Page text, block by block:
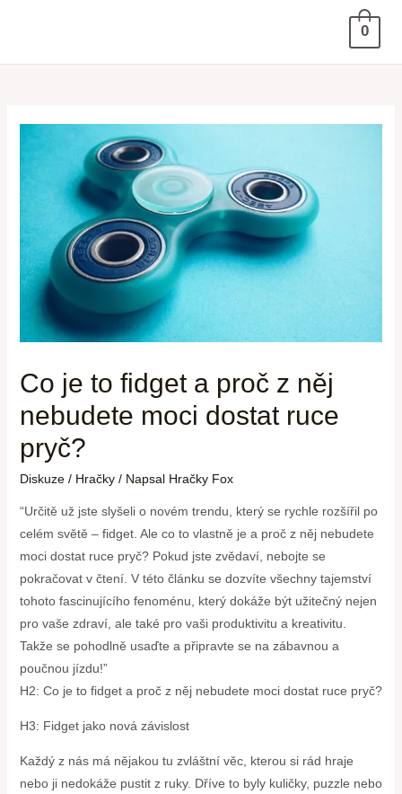
0
Co je to fidget a proč z něj
nebudete moci dostat ruce
pryč?
Diskuze / Hračky/ Napsal Hračky Fox
“Určitě už jste slyšeli o novém trendu, který se rychle rozšířil po
celém světě – fidget. Ale co to vlastně je a proč z něj nebudete
moci dostat ruce pryč? Pokud jste zvědaví, nebojte se
pokračovat v čtení. V této článku se dozvíte všechny tajemství
tohoto fascinujícího fenoménu, který dokáže být užitečný nejen
pro vaše zdraví, ale také pro vaši produktivitu a kreativitu.
Takže se pohodlně usaďte a připravte se na zábavnou a
poučnou jízdu!”
H2: Co je to fidget a proč z něj nebudete moci dostat ruce pryč?
H3: Fidget jako nová závislost
Každý z nás má nějakou tu zvláštní věc, kterou si rád hraje
nebo ji nedokáže pustit z ruky. Dříve to byly kuličky, puzzle nebo